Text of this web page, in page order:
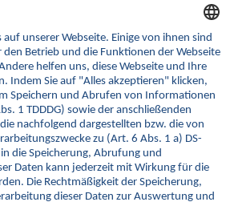
interner Regelungen sind wir auf Mithilfe
haben wir eine interne Meldestelle
mit organisationsinternen
von hinweisgebenden und betroffenen
zu gestalten. Die Meldung erfolgt nach
uns anonym. Unsere detaillierten
mit der internen Meldestelle findest
sowie dem Online-
FAQ´s (nach der Anmeldung).
Meldung abgeben